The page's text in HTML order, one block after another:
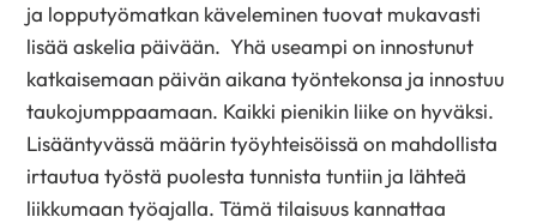
ja lopputyömatkan käveleminen tuovat mukavasti
lisää askelia päivään. Yhä useampi on innostunut
katkaisemaan päivän aikana työntekonsa ja innostuu
taukojumppaamaan. Kaikki pienikin liike on hyväksi.
Lisääntyvässä määrin työyhteisöissä on mahdollista
irtautua työstä puolesta tunnista tuntiin ja lähteä
liikkumaan työajalla. Tämä tilaisuus kannattaa